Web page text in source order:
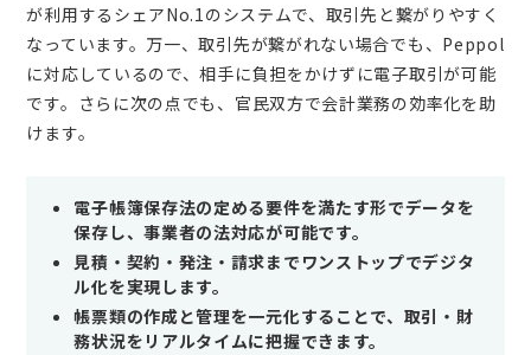
が利用するシェアNo.1のシステムで、取引先と繋がりやすく
なっています。万一、取引先が繋がれない場合でも、Peppol
に対応しているので、相手に負担をかけずに電子取引が可能
です。さらに次の点でも、官民双方で会計業務の効率化を助
けます。
電子帳簿保存法の定める要件を満たす形でデータを
保存し、事業者の法対応が可能です。
見積・契約・発注・請求までワンストップでデジタ
ル化を実現します。
帳票類の作成と管理を一元化することで、取引・財
務状況をリアルタイムに把握できます。